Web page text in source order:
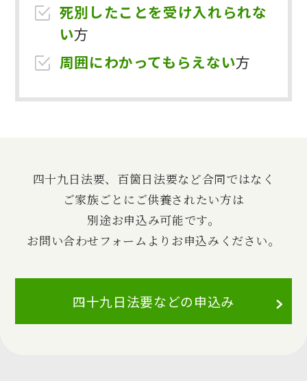
死別したことを受け入れられな
い方
周囲にわかってもらえない方
四十九日法要、百箇日法要など合同ではなく
ご家族ごとにご供養されたい方は
別途お申込み可能です。
お問い合わせフォームよりお申込みください。
四十九日法要などの申込み